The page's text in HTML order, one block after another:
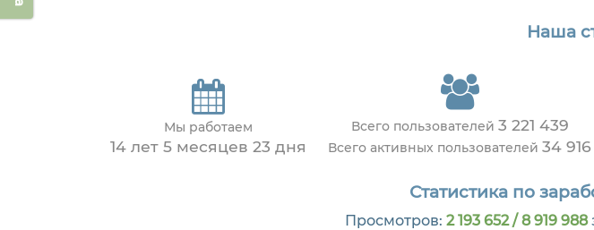
Наша
Мы работаем
14 лет 5 месяцев 23 дня
Всего пользователей 3 221 439
Всего активных пользователей 34 916
Статистика по
Просмотров: 2 193 652 / 8 919 988